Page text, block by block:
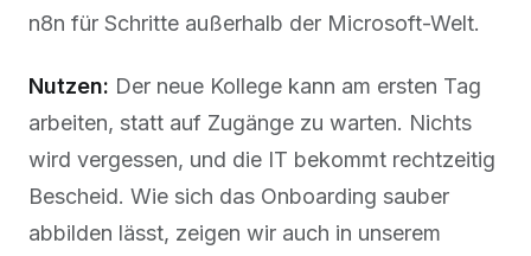
n8n für Schritte außerhalb der Microsoft-Welt.
Nutzen: Der neue Kollege kann am ersten Tag
arbeiten, statt auf Zugänge zu warten. Nichts
wird vergessen, und die IT bekommt rechtzeitig
Bescheid. Wie sich das Onboarding sauber
abbilden lässt, zeigen wir auch in unserem